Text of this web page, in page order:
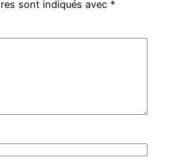
sont indiqués avec *